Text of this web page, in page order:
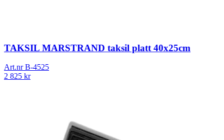
TAKSIL MARSTRAND taksil platt 40x25cm
Art.nrB-4525
2 825 kr